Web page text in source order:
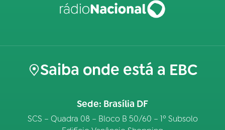
Saiba onde está a EBC
Sede: Brasília DF
SCS – Quadra 08 – Bloco B 50/60 – 1º Subsolo